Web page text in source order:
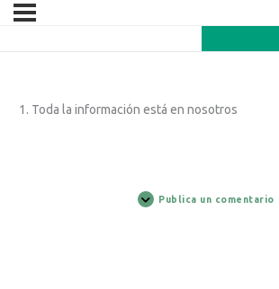
1. Toda la información está en nosotros
Publica un comentario